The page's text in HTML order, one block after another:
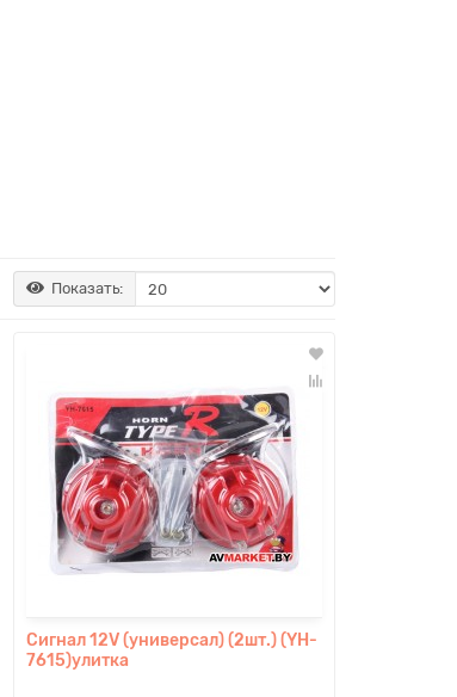
Показать:
Сигнал 12V (универсал) (2шт.) (YH-
7615)улитка